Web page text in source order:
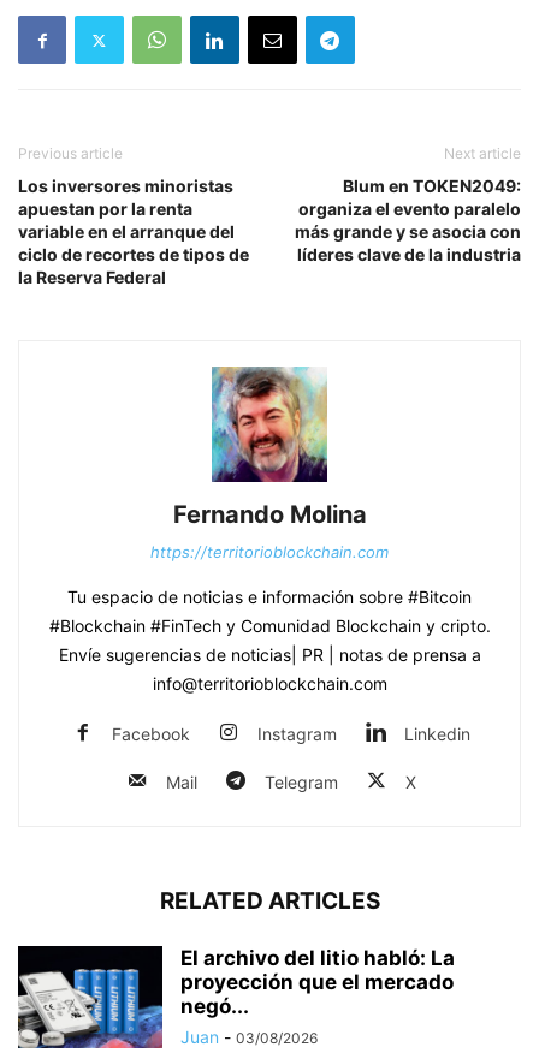
Previous article
Los inversores minoristas
apuestan por la renta
variable en el arranque del
ciclo de recortes de tipos de
la Reserva Federal
Next article
Blum en TOKEN2049:
organiza el evento paralelo
más grande y se asocia con
líderes clave de la industria
Fernando Molina
https://territorioblockchain.com
Tu espacio de noticias e información sobre #Bitcoin
#Blockchain #FinTech y Comunidad Blockchain y cripto.
Envíe sugerencias de noticias| PR | notas de prensa a
info@territorioblockchain.com
Facebook Instagram Linkedin
Mail Telegram X
RELATED ARTICLES
El archivo del litio habló: La
proyección que el mercado
negó...
Juan - 03/08/2026